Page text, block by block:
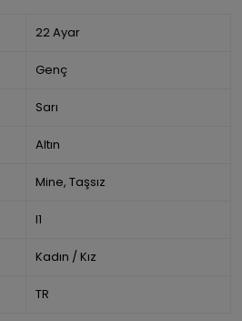
22 Ayar
Genç
Sarı
Altın
Mine, Taşsız
I1
Kadın / Kız
TR